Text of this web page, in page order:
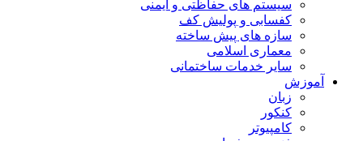
سیستم های حفاظتی و ایمنی
کفسابی و پولیش کف
سازه های پیش ساخته
معماری اسلامی
سایر خدمات ساختمانی
آموزش
زبان
کنکور
کامپیوتر